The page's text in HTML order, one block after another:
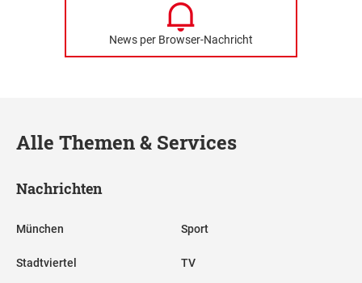
News per Browser-Nachricht
Alle Themen & Services
Nachrichten
München
Stadtviertel
Sport
TV